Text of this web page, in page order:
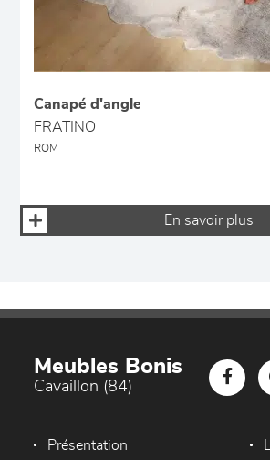
Canapé d'angle
FRATINO
ROM
En savoir plus
Meubles Bonis
Cavaillon (84)
Présentation